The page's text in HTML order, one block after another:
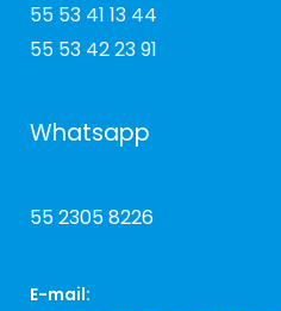
55 53 41 13 44
55 53 42 23 91
Whatsapp
55 2305 8226
E-mail: